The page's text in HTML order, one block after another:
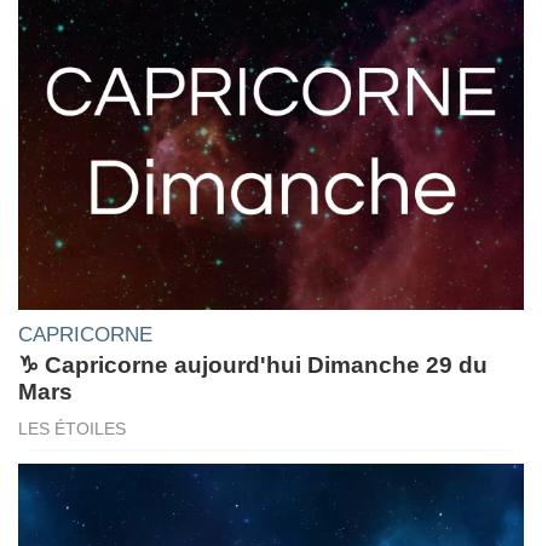
CAPRICORNE
♑ Capricorne aujourd'hui Dimanche 29 du
Mars
LES ÉTOILES